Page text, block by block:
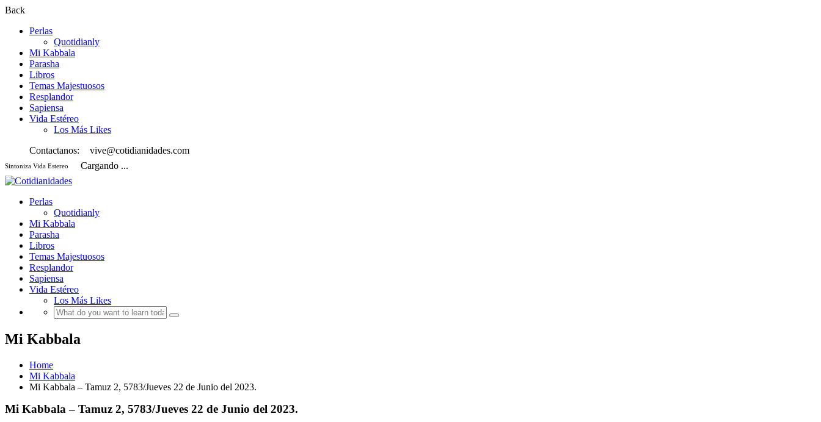
Back
Perlas
Quotidianly
Mi Kabbala
Parasha
Libros
Temas Majestuosos
Resplandor
Sapiensa
Vida Estéreo
Los Más Likes
Contactanos:
vive@cotidianidades.com
Sintoniza Vida Estereo Cargando ...
Perlas
Quotidianly
Mi Kabbala
Parasha
Libros
Temas Majestuosos
Resplandor
Sapiensa
Vida Estéreo
Los Más Likes
Mi Kabbala
Home
Mi Kabbala
Mi Kabbala – Tamuz 2, 5783/Jueves 22 de Junio del 2023.
Mi Kabbala – Tamuz 2, 5783/Jueves 22 de Junio del 2023.